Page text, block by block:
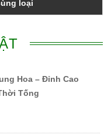
loại
Hoa – Đỉnh Cao
Tống